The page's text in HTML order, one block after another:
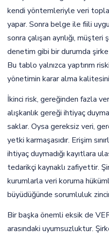
kendi yöntemleriyle veri
yapar. Sonra belge ile fiili
sonra çalışan ayrılığı,
denetim gibi bir durumda
Bu tablo yalnızca yaptırım
yönetimin karar alma
İkinci risk, gereğinden fazla
alışkanlık gereği ihtiyaç
saklar. Oysa gereksiz veri,
yetki karmaşasıdır. Erişim
ihtiyaç duymadığı kayıtlara
tedarikçi kaynaklı zafiyettir.
kurumlarla veri koruma
büyüdüğünde sorumluluk
Bir başka önemli eksik de
arasındaki uyumsuzluktur.